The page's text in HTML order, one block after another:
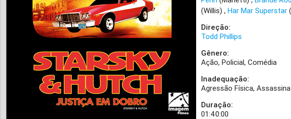
(Willis) Har Mar Superstar
Direção:
Todd Phillips
Gênero:
Ação Policial Comédia
Inadequação:
Agressão Física
Duração:
01:40:00